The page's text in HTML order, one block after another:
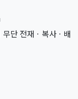
단 전재ㆍ복사ㆍ배